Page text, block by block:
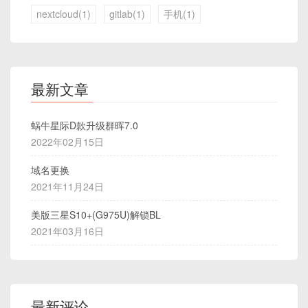
nextcloud(1) gitlab(1) 手机(1)
最新文章
蜗牛星际D款升级群晖7.0
2022年02月15日
域名更换
2021年11月24日
美版三星S10+(G975U)解锁BL
2021年03月16日